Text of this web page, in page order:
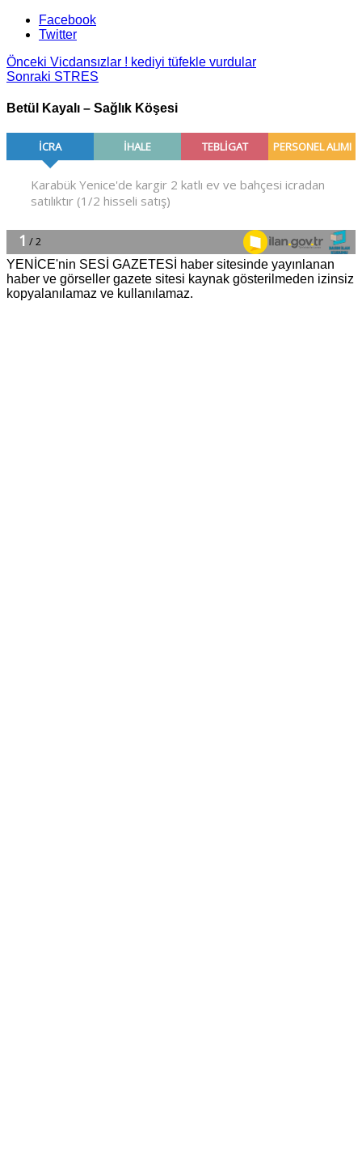
Facebook
Twitter
Önceki Vicdansızlar ! kediyi tüfekle vurdular
Sonraki STRES
Betül Kayalı – Sağlık Köşesi
YENİCE'nin SESİ GAZETESİ haber sitesinde yayınlanan
haber ve görseller gazete sitesi kaynak gösterilmeden izinsiz
kopyalanılamaz ve kullanılamaz.